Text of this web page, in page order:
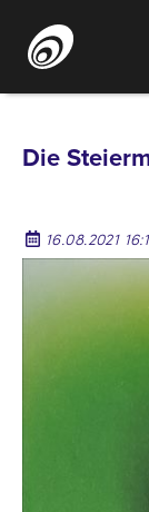
Inhalt
Die
16.08.2021